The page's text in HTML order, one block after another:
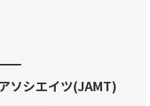
ソシエイツ(JAMT)